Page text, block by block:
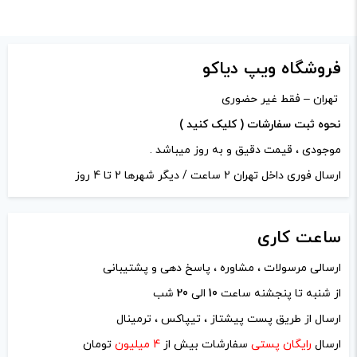
دیدگاه شما*
نام*
فروشگاه ویپ دیاکو
تهران – فقط غیر حضوری
نحوه ثبت سفارشات ( کلیک کنید )
موجودی ، قیمت دقیق و به روز میباشد .
ارسال فوری داخل تهران 2 ساعت / دیگر شهرها 2 تا 4 روز
ساعت کاری
ارسالی مرسولات ، مشاوره ، پاسخ دهی و پشتیبانی
از شنبه تا پنجشنه ساعت 10 الی 20 شب
ارسال از طریق پست پیشتاز ، تیپاکس ، ترمینال
ارسال رایگان پستی سفارشات بیش از 4 میلیون تومان